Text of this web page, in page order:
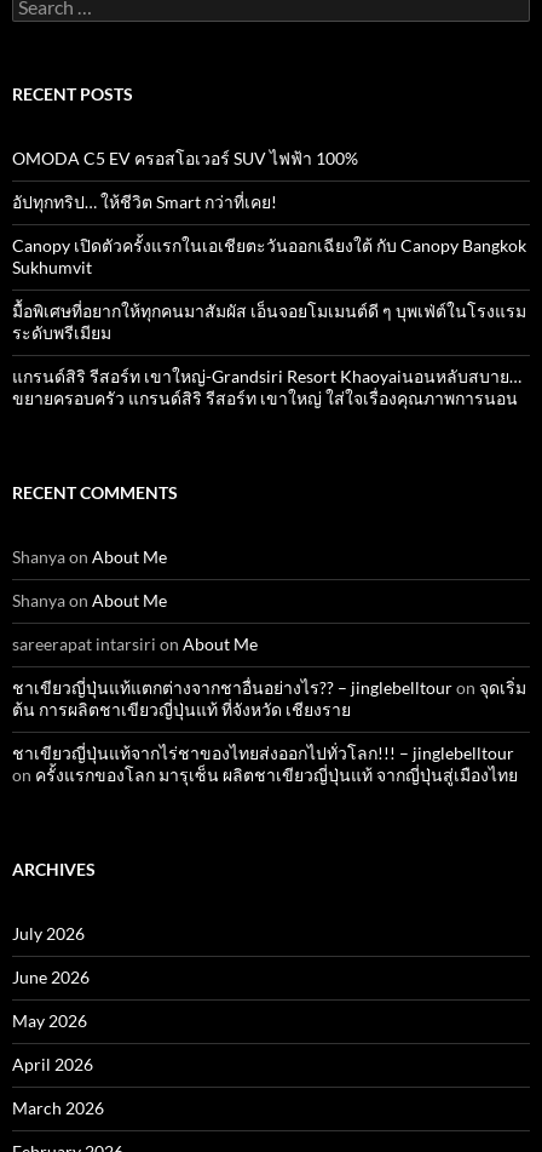
for:
RECENT POSTS
OMODA C5 EV ครอสโอเวอร์ SUV ไฟฟ้า 100%
อัปทุกทริป… ให้ชีวิต Smart กว่าที่เคย!
Canopy เปิดตัวครั้งแรกในเอเชียตะวันออกเฉียงใต้ กับ Canopy Bangkok
Sukhumvit
มื้อพิเศษที่อยากให้ทุกคนมาสัมผัส เอ็นจอยโมเมนต์ดี ๆ บุพเฟ่ต์ในโรงแรม
ระดับพรีเมียม
แกรนด์สิริ​ รีสอร์ท​ เขาใหญ่​-Grandsiri​ Resort​ Khaoyaiนอนหลับสบาย…
ขยายครอบครัว แกรนด์สิริ รีสอร์ท เขาใหญ่ ใส่ใจเรื่องคุณภาพการนอน
RECENT COMMENTS
Shanyaon About Me
Shanyaon About Me
sareerapat intarsiri on About Me
ชาเขียวญี่ปุ่นแท้แตกต่างจากชาอื่นอย่างไร?? – jinglebelltouron จุดเริ่ม
ต้น การผลิตชาเขียวญี่ปุ่นแท้ ที่จังหวัด เชียงราย
ชาเขียวญี่ปุ่นแท้จากไร่ชาของไทยส่งออกไปทั่วโลก!!! – jinglebelltour
on ครั้งแรกของโลก มารุเซ็น ผลิตชาเขียวญี่ปุ่นแท้ จากญี่ปุ่นสู่เมืองไทย
ARCHIVES
July 2026
June 2026
May 2026
April 2026
March 2026